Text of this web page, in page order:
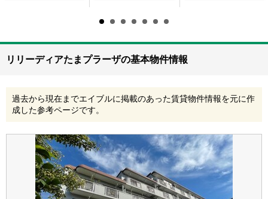
リリーディアたまプラーザの基本物件情報
過去から現在までエイブルに掲載のあった賃貸物件情報を元に作
成した参考ページです。